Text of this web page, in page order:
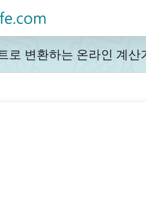
로 변환하는 온라인 계산